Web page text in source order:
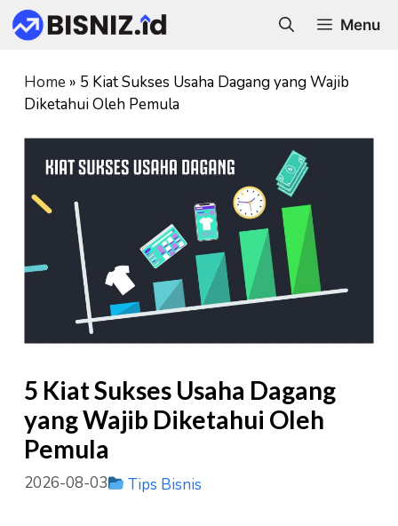
Skip
to
Menu
Home » 5 Kiat Sukses Usaha Dagang yang Wajib
Diketahui Oleh Pemula
5 Kiat Sukses Usaha Dagang
yang Wajib Diketahui Oleh
Pemula
2026-08-03 Tips Bisnis